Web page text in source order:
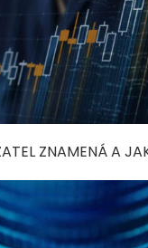
ZNAMENÁ A